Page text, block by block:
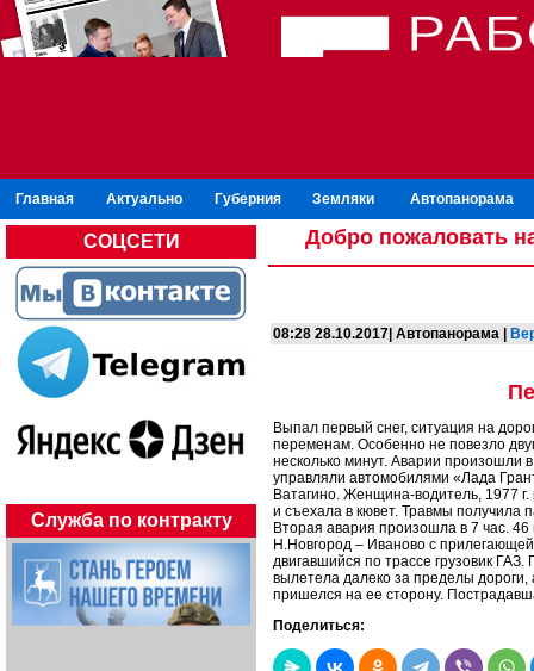
Главная Актуально Губерния Земляки Автопанорама
СОЦСЕТИ
Служба по контракту
Добро пожаловать
08:28 28.10.2017| Автопанорама |
Выпал первый снег, ситуация на
переменам. Особенно не повезло
несколько минут. Аварии произошли
управляли автомобилями «Лада
Ватагино. Женщина-водитель, 1977
и съехала в кювет. Травмы получила
Вторая авария произошла в 7 час.
Н.Новгород – Иваново с
двигавшийся по трассе грузовик
вылетела далеко за пределы
пришелся на ее сторону.
Поделиться: